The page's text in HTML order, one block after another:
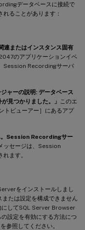
データベースに接続で
ることがあります：
連またはインスタンス固有
のアプリケーションイベ
Session Recordingサーバ
ャーの説明: データベース
見つかりました。」
このエ
トビューアー］にあるアプ
Session Recordingサー
ッセージは、Session
ます。
をインストールしまし
たは設定を構成できません
にしてSQL Server Browser
設定を有効にする方法につ
参照してください。